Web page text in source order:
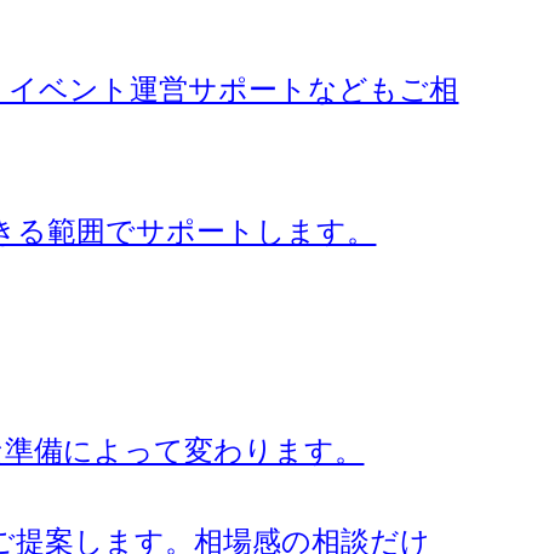
ベント運営サポートなどもご相
範囲でサポートします。
備によって変わります。
案します。相場感の相談だけ